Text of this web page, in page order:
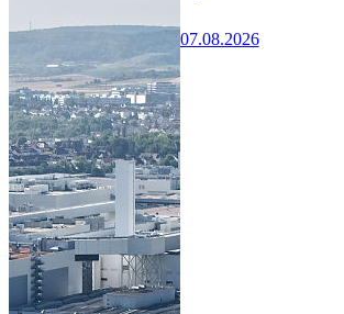
07.08.2026